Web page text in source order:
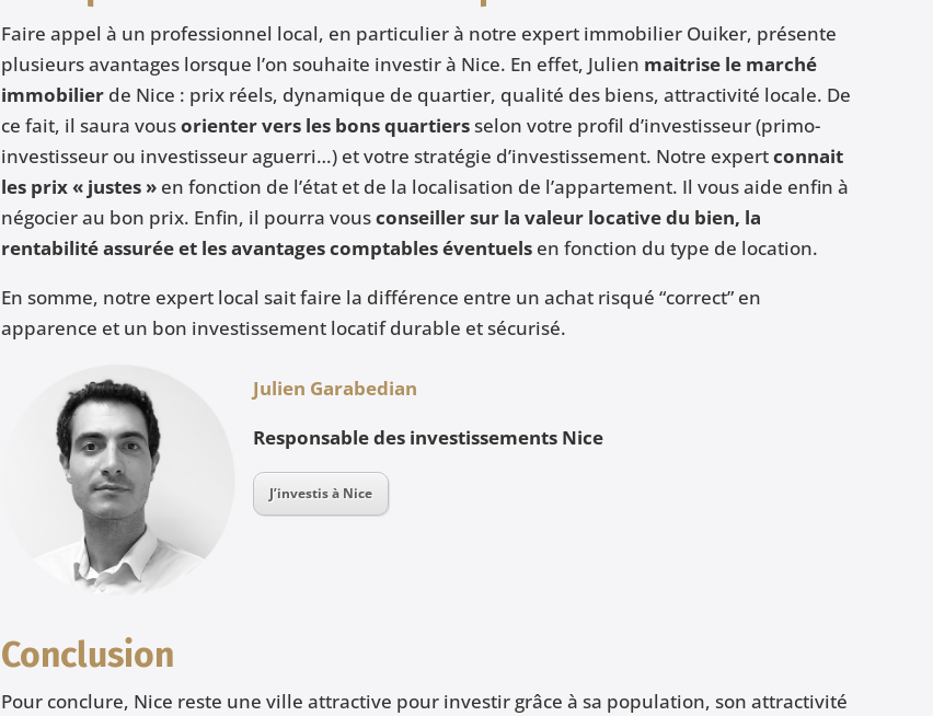
Faire appel à un professionnel local, en particulier à notre expert immobilier Ouiker, présente
plusieurs avantages lorsque l’on souhaite investir à Nice. En effet, Julien maitrise le marché
immobilierde Nice : prix réels, dynamique de quartier, qualité des biens, attractivité locale. De
ce fait, il saura vousorienter vers les bons quartiersselon votre profil d’investisseur (primo-
investisseur ou investisseur aguerri…) et votre stratégie d’investissement. Notre expertconnait
les prix « justes »en fonction de l’état et de la localisation de l’appartement. Il vous aide enfin à
négocier au bon prix. Enfin, il pourra vousconseiller sur la valeur locative du bien, la
rentabilité assurée et les avantages comptables éventuelsen fonction du type de location.
En somme, notre expert local sait faire la différence entre un achat risqué “correct” en
apparence et un bon investissement locatif durable et sécurisé.
Julien Garabedian
Responsable des investissements Nice
J’investis à Nice
Conclusion
Pour conclure, Nice reste une ville attractive pour investir grâce à sa population, son attractivité